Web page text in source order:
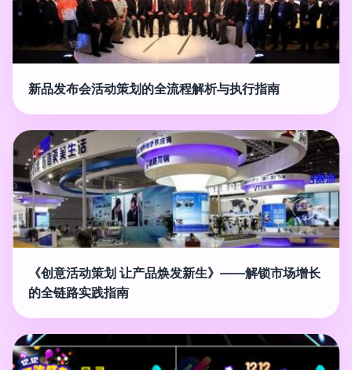
新品发布会活动策划的全流程解析与执行指南
《创意活动策划 让产品焕发新生》——解锁市场增长
的全链路实践指南